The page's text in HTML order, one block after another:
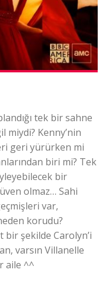
tek bir sahne
miydi? Kenny’nin
geri yürürken mi
biri mi? Tek
bir
olmaz… Sahi
var,
korudu?
bir şekilde Carolyn’i
varsın Villanelle
aile ^^